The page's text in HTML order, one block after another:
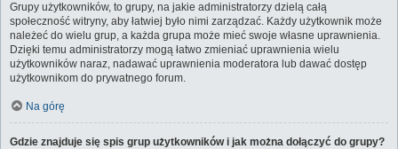
Grupy użytkowników, to grupy, na jakie administratorzy dzielą całą
społeczność witryny, aby łatwiej było nimi zarządzać. Każdy użytkownik może
należeć do wielu grup, a każda grupa może mieć swoje własne uprawnienia.
Dzięki temu administratorzy mogą łatwo zmieniać uprawnienia wielu
użytkowników naraz, nadawać uprawnienia moderatora lub dawać dostęp
użytkownikom do prywatnego forum.
Na górę
Gdzie znajduje się spis grup użytkowników i jak można dołączyć do grupy?